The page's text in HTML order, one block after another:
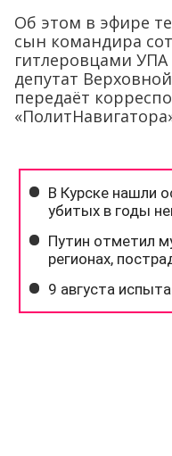
Об этом в эфире
сын командира
гитлеровцами
депутат
передаёт